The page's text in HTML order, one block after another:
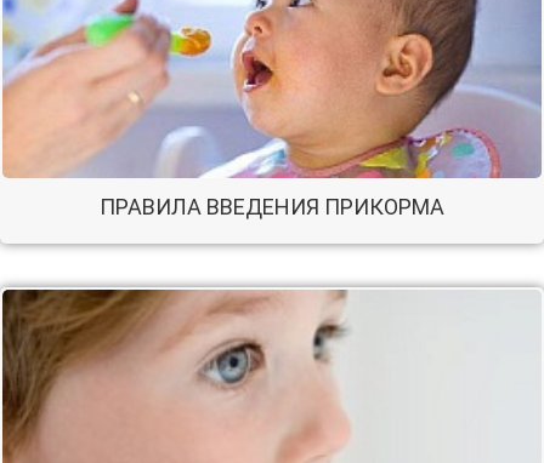
ПРАВИЛА ВВЕДЕНИЯ ПРИКОРМА